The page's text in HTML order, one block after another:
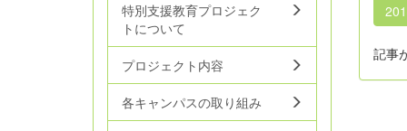
記事
特別支援教育プロジェク
トについて
プロジェクト内容
各キャンパスの取り組み